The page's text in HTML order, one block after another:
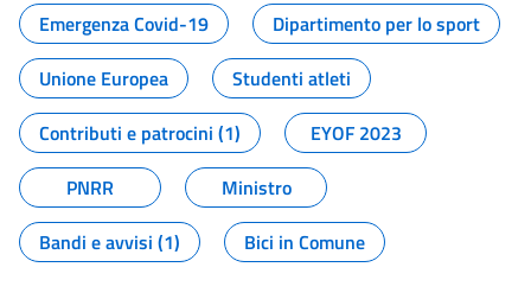
Emergenza Covid-19
Dipartimento per lo sport
Unione Europea
Studenti atleti
Contributi e patrocini (1)
EYOF 2023
PNRR
Ministro
Bandi e avvisi (1)
Bici in Comune